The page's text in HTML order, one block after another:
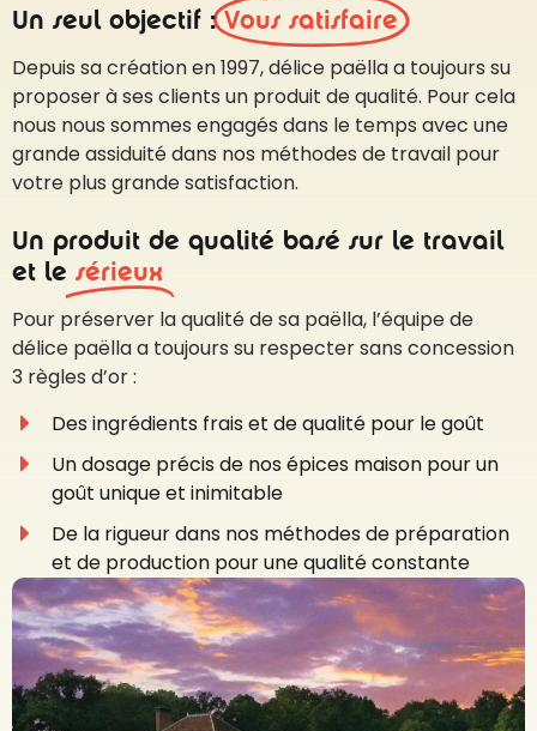
Un seul objectif :Vous satisfaire
Depuis sa création en 1997, délice paëlla a toujours su
proposer à ses clients un produit de qualité. Pour cela
nous nous sommes engagés dans le temps avec une
grande assiduité dans nos méthodes de travail pour
votre plus grande satisfaction.
Un produit de qualité basé sur le travail
et le sérieux
Pour préserver la qualité de sa paëlla, l’équipe de
délice paëlla a toujours su respecter sans concession
3 règles d’or :
Des ingrédients frais et de qualité pour le goût
Un dosage précis de nos épices maison pour un
goût unique et inimitable
De la rigueur dans nos méthodes de préparation
et de production pour une qualité constante